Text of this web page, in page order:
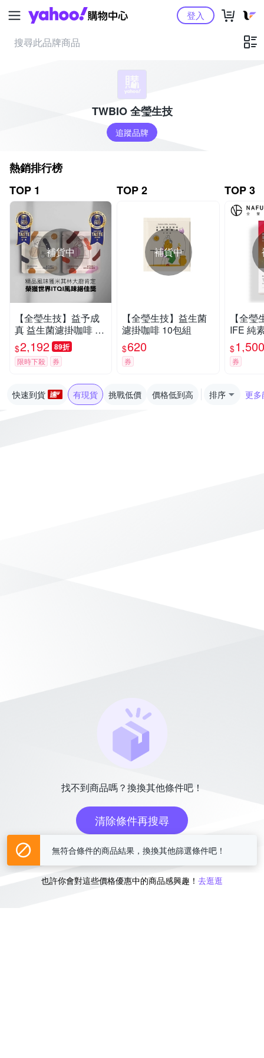
Yahoo購物中心登入
TWBIO 全瑩生技
追蹤品牌
熱銷排行榜
TOP 1
補貨中
【全瑩生技】益予成
真 益生菌濾掛咖啡 (4
0包/袋)
$2,192 89折
限時下殺 券
TOP 2
補貨中
【全瑩生技】益生菌
濾掛咖啡 10包組
$620
券
TOP 3
【全
IFE 純
素複
盒)
$1,500
券
快速到貨 有現貨 挑戰低價 價格低到高 排序 更多
找不到商品嗎？換換其他條件吧！
清除條件再搜尋
或
也許你會對這些價格優惠中的商品感興趣！ 去逛逛
無符合條件的商品結果，換換其他篩選條件吧！